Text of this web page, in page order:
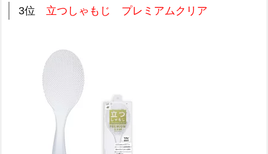
3位 立つしゃもじ プレミアムクリア